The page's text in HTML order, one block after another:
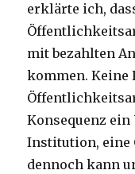
erklärte ich,
mit bezahlten
kommen. Keine
Konsequenz
Institution, eine
dennoch kann